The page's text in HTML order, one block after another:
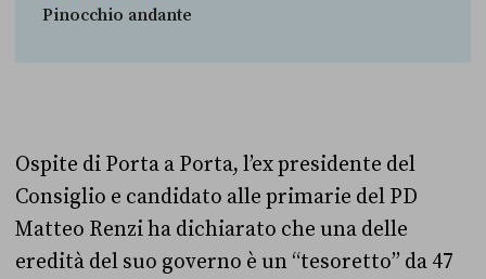
Pinocchio andante
Ospite di Porta a Porta, l’ex presidente del
Consiglio e candidato alle primarie del PD
Matteo Renzi ha dichiarato che una delle
eredità del suo governo è un “tesoretto” da 47